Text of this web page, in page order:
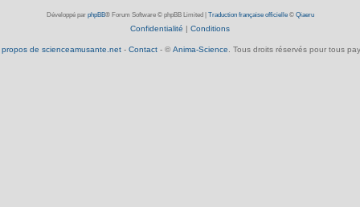
Développé par phpBB® Forum Software © phpBB Limited Traduction française officielle© Qiaeru
Confidentialité Conditions
de scienceamusante.net- Contact- © Anima-Science. Tous droits réservés pour tous